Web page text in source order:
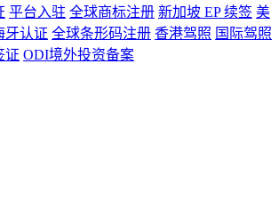
平台入驻 全球商标注册 新加坡 EP 续签 美
牙认证 全球条形码注册 香港驾照 国际驾照
证 ODI境外投资备案